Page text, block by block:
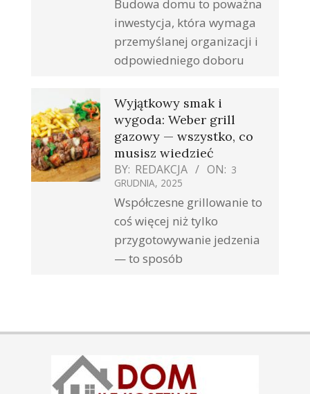
Budowa domu to poważna
inwestycja, która wymaga
przemyślanej organizacji i
odpowiedniego doboru
Wyjątkowy smak i
wygoda: Weber grill
gazowy — wszystko, co
musisz wiedzieć
BY: REDAKCJA ON: 3
GRUDNIA, 2025
Współczesne grillowanie to
coś więcej niż tylko
przygotowywanie jedzenia
— to sposób